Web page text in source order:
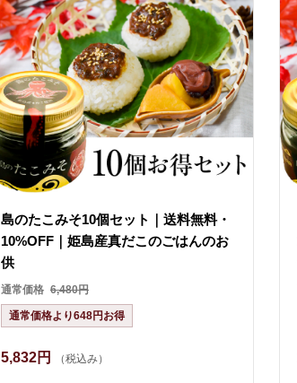
島のたこみそ10個セット｜送料無料・
10%OFF｜姫島産真だこのごはんのお
供
通常価格 6,480円
通常価格より648円お得
5,832円 （税込み）